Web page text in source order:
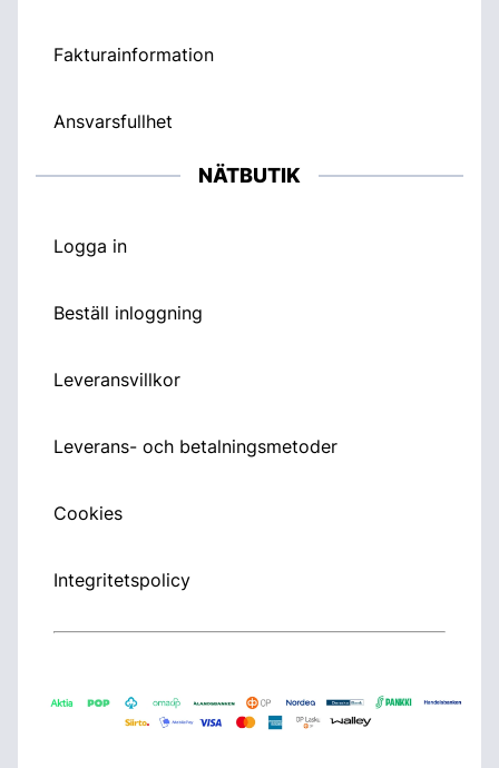
Fakturainformation
Ansvarsfullhet
NÄTBUTIK
Logga in
Beställ inloggning
Leveransvillkor
Leverans- och betalningsmetoder
Cookies
Integritetspolicy